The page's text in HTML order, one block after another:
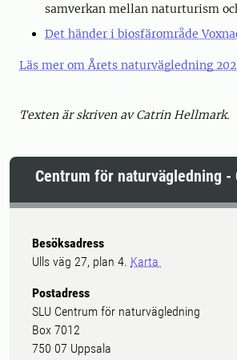
samverkan mellan naturturism
Det händer i biosfärområde
Läs mer om Årets naturvägledning
Texten är skriven av Catrin Hellmark.
Centrum för naturvägledning -
Besöksadress
Ulls väg 27, plan 4. Karta
Postadress
SLU Centrum för naturvägledning
Box 7012
750 07 Uppsala